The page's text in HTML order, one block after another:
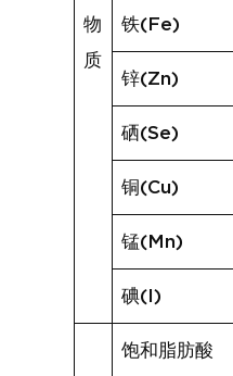
物
质
铁(Fe)
锌(Zn)
硒(Se)
铜(Cu)
锰(Mn)
碘(I)
饱和脂肪酸